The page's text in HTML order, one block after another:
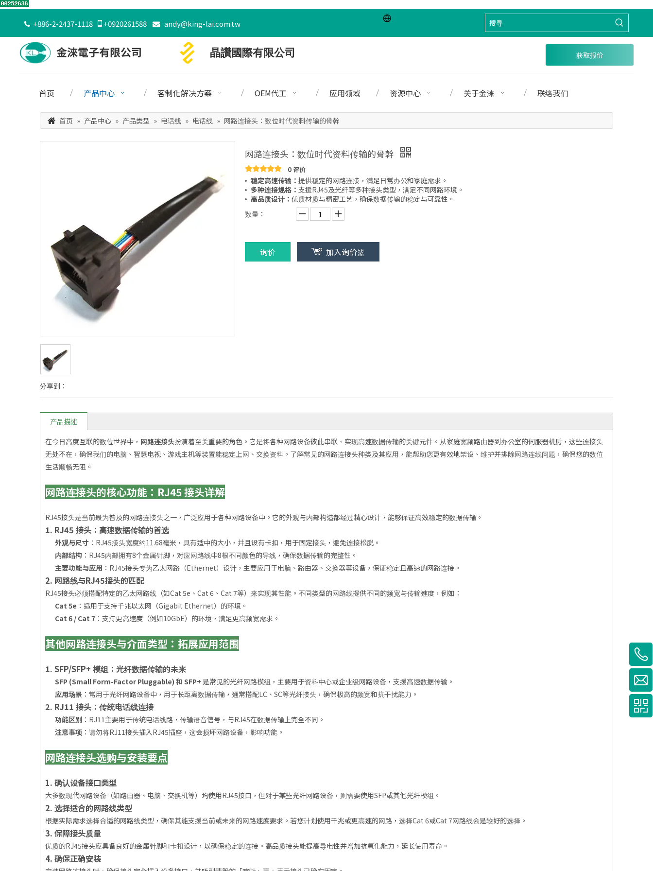
 +886-2-2437-1118 +0920261588  andy@king-lai.com.tw
获取报价
首页 产品中心 客制化解决方案 OEM代工 应用领域 资源中心 关于金涞 联络我们
首页 » 产品中心 » 产品类型 » 电话线 » 电话线 » 网路连接头：数位时代资料传输的骨幹
分享到：
网路连接头：数位时代资料传输的骨幹
0 评价
稳定高速传输： 提供稳定的网路连接，满足日常办公和家庭需求。
多种连接规格： 支援RJ45及光纤等多种接头类型，满足不同网路环境。
高品质设计： 优质材质与精密工艺，确保数据传输的稳定与可靠性。
数量：
询价 加入询价篮
产品描述
在今日高度互联的数位世界中， 网路连接头扮演着至关重要的角色。它是将各种网路设备彼此串联、实现高速数据传输的关键元件。从家庭宽频路由器到办公室的伺服器机房，这些连接头
无处不在，确保我们的电脑、智慧电视、游戏主机等装置能稳定上网、交换资料。了解常见的网路连接头种类及其应用，能帮助您更有效地架设、维护并排除网路连线问题，确保您的数位
生活顺畅无阻。
网路连接头的核心功能：RJ45 接头详解
RJ45接头是当前最为普及的网路连接头之一，广泛应用于各种网路设备中。它的外观与内部构造都经过精心设计，能够保证高效稳定的数据传输。
1. RJ45 接头：高速数据传输的首选
外观与尺寸 ：RJ45接头宽度约11.68毫米，具有适中的大小，并且设有卡扣，用于固定接头，避免连接松脱。
内部结构 ：RJ45内部拥有8个金属针脚，对应网路线中8根不同颜色的导线，确保数据传输的完整性。
主要功能与应用 ：RJ45接头专为乙太网路（Ethernet）设计，主要应用于电脑、路由器、交换器等设备，保证稳定且高速的网路连接。
2. 网路线与RJ45接头的匹配
RJ45接头必须搭配特定的乙太网路线（如Cat 5e、Cat 6、Cat 7等）来实现其性能。不同类型的网路线提供不同的频宽与传输速度，例如：
Cat 5e ：适用于支持千兆以太网（Gigabit Ethernet）的环境。
Cat 6 / Cat 7 ：支持更高速度（例如10GbE）的环境，满足更高频宽需求。
其他网路连接头与介面类型：拓展应用范围
1. SFP/SFP+ 模组：光纤数据传输的未来
SFP (Small Form-Factor Pluggable) 和 SFP+ 是常见的光纤网路模组，主要用于资料中心或企业级网路设备，支援高速数据传输。
应用场景 ：常用于光纤网路设备中，用于长距离数据传输，通常搭配LC、SC等光纤接头，确保极高的频宽和抗干扰能力。
2. RJ11 接头：传统电话线连接
功能区别 ：RJ11主要用于传统电话线路，传输语音信号，与RJ45在数据传输上完全不同。
注意事项 ：请勿将RJ11接头插入RJ45插座，这会损坏网路设备，影响功能。
网路连接头选购与安装要点
1. 确认设备接口类型
大多数现代网路设备（如路由器、电脑、交换机等）均使用RJ45接口，但对于某些光纤网路设备，则需要使用SFP或其他光纤模组。
2. 选择适合的网路线类型
根据实际需求选择合适的网路线类型，确保其能支援当前或未来的网路速度要求。若您计划使用千兆或更高速的网路，选择Cat 6或Cat 7网路线会是较好的选择。
3. 保障接头质量
优质的RJ45接头应具备良好的金属针脚和卡扣设计，以确保稳定的连接。高品质接头能提高导电性并增加抗氧化能力，延长使用寿命。
4. 确保正确安装